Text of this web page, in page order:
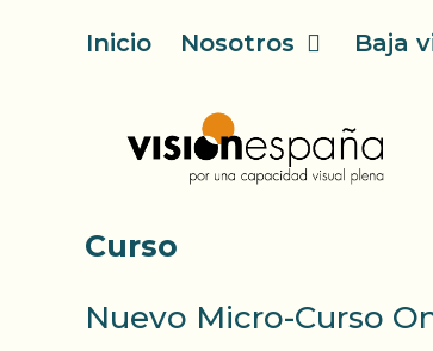
Inicio Nosotros Baja
Curso
Nuevo Micro-Curso